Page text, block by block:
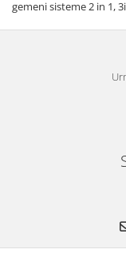
gemeni sisteme 2 in 1,